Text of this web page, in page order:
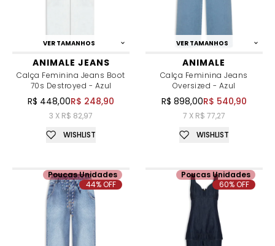
VER TAMANHOS
ANIMALE JEANS
Calça Feminina Jeans Boot
70s Destroyed - Azul
R$ 448,00R$ 248,90
3 X R$ 82,97
WISHLIST
VER TAMANHOS
ANIMALE
Calça Feminina Jeans
Oversized - Azul
R$ 898,00R$ 540,90
7 X R$ 77,27
WISHLIST
Poucas Unidades
44% OFF
Poucas Unidades
60% OFF